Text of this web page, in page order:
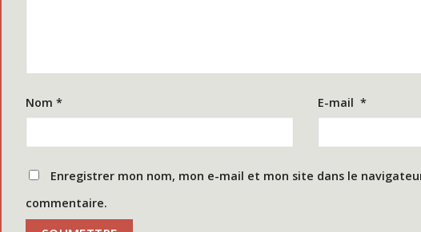
Nom * E-mail *
Enregistrer mon nom, mon e-mail et mon site dans le
commentaire.